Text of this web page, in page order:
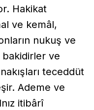
Hakikat
ve kemâl,
nukuş ve
ve
teceddüt
Ademe ve
itibârî